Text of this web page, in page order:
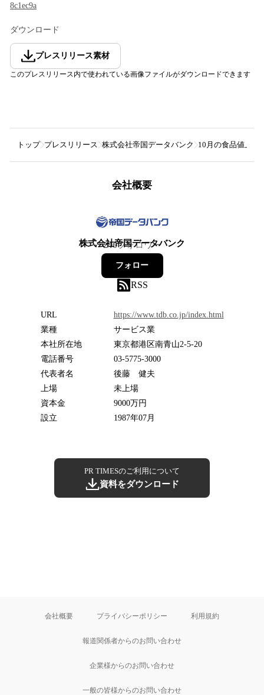
8c1ec9a
ダウンロード
プレスリリース素材
このプレスリリース内で使われている画像ファイルがダウンロードできます
トップ プレスリリース 株式会社帝国データバンク 10月の食品値上げ
会社概要
株式会社帝国データバンク
246フォロワー
フォロー
RSS
URL
https://www.tdb.co.jp/index.html
業種
サービス業
本社所在地
東京都港区南青山2-5-20
電話番号
03-5775-3000
代表者名
後藤 健夫
上場
未上場
資本金
9000万円
設立
1987年07月
PR TIMESのご利用について
資料をダウンロード
会社概要 プライバシーポリシー 利用規約
報道関係者からのお問い合わせ
企業様からのお問い合わせ
一般の皆様からのお問い合わせ